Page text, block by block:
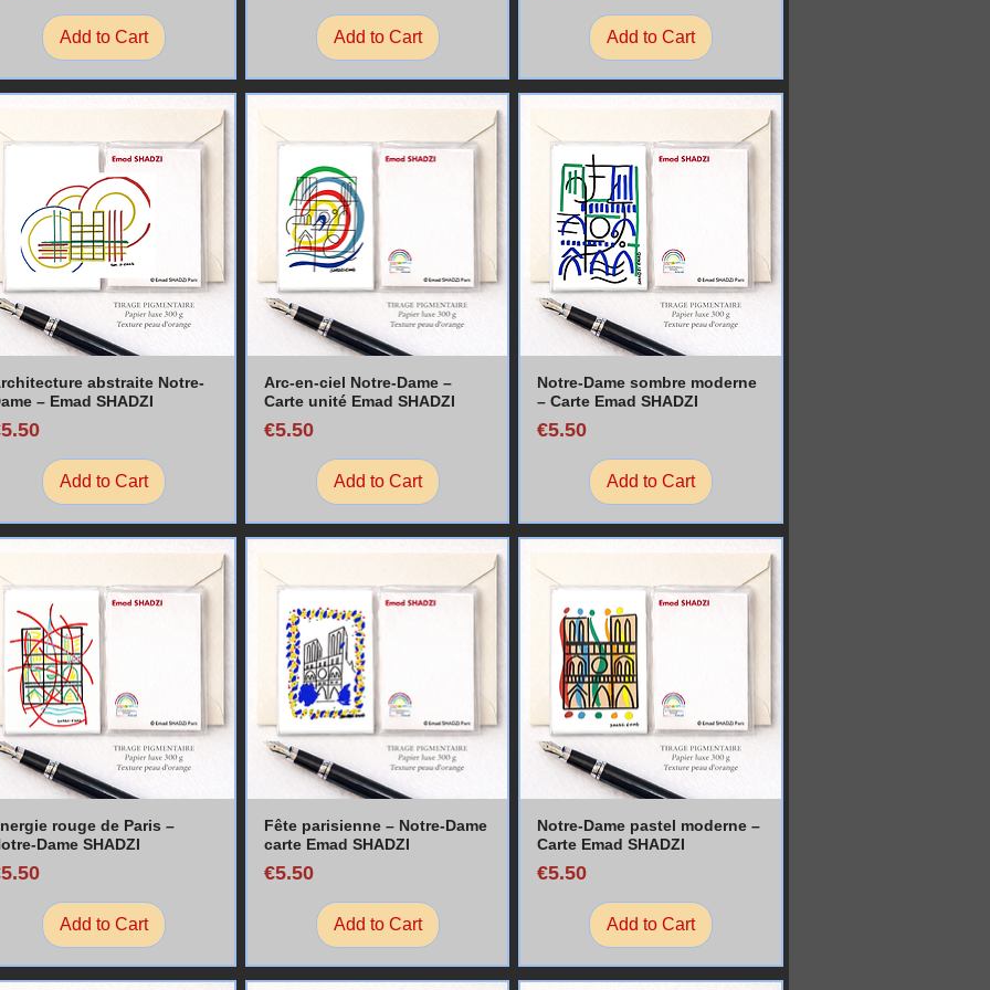
Add to Cart Add to Cart Add to Cart
abstraite Notre-
– Emad SHADZI
Add to Cart
Arc-en-ciel Notre-Dame –
Carte unité Emad SHADZI
Price
€5.50
Add to Cart
Notre-Dame sombre moderne
– Carte Emad SHADZI
Price
€5.50
Add to Cart
rouge de Paris –
Dame SHADZI
Add to Cart
Fête parisienne – Notre-Dame
carte Emad SHADZI
Price
€5.50
Add to Cart
Notre-Dame pastel moderne –
Carte Emad SHADZI
Price
€5.50
Add to Cart